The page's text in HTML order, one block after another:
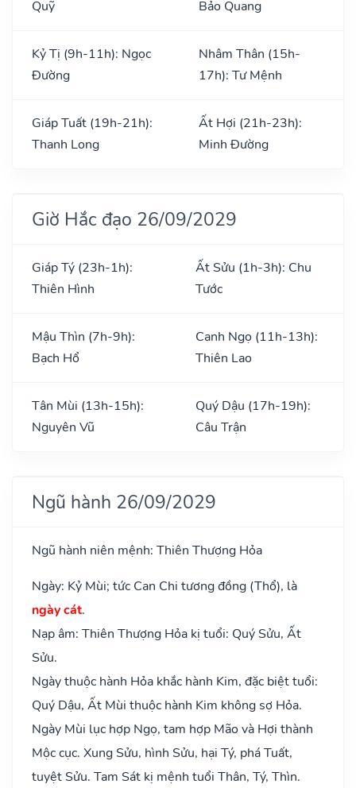
Quỹ
Bảo Quang
Kỷ Tị (9h-11h): Ngọc
Đường
Nhâm Thân (15h-
17h): Tư Mệnh
Giáp Tuất (19h-21h):
Thanh Long
Ất Hợi (21h-23h):
Minh Đường
Giờ Hắc đạo 26/09/2029
Giáp Tý (23h-1h):
Thiên Hình
Ất Sửu (1h-3h): Chu
Tước
Mậu Thìn (7h-9h):
Bạch Hổ
Canh Ngọ (11h-13h):
Thiên Lao
Tân Mùi (13h-15h):
Nguyên Vũ
Quý Dậu (17h-19h):
Câu Trận
Ngũ hành 26/09/2029
Ngũ hành niên mệnh: Thiên Thượng Hỏa
Ngày: Kỷ Mùi; tức Can Chi tương đồng (Thổ), là
ngày cát.
Nạp âm: Thiên Thượng Hỏa kị tuổi: Quý Sửu, Ất
Sửu.
Ngày thuộc hành Hỏa khắc hành Kim, đặc biệt tuổi:
Quý Dậu, Ất Mùi thuộc hành Kim không sợ Hỏa.
Ngày Mùi lục hợp Ngọ, tam hợp Mão và Hợi thành
Mộc cục. Xung Sửu, hình Sửu, hại Tý, phá Tuất,
tuyệt Sửu. Tam Sát kị mệnh tuổi Thân, Tý, Thìn.